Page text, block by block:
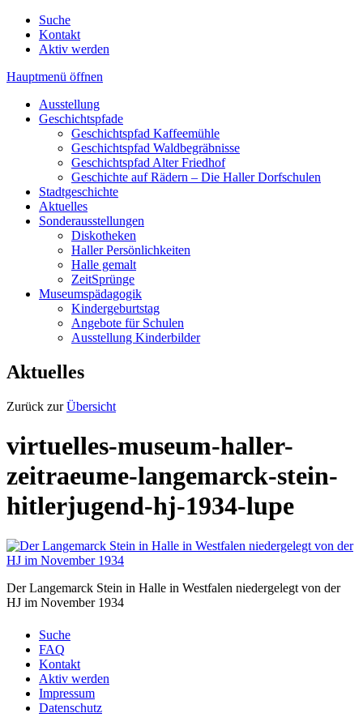
Suche
Kontakt
Aktiv werden
Hauptmenü öffnen
Ausstellung
Geschichtspfade
Geschichtspfad Kaffeemühle
Geschichtspfad Waldbegräbnisse
Geschichtspfad Alter Friedhof
Geschichte auf Rädern – Die Haller Dorfschulen
Stadtgeschichte
Aktuelles
Sonderausstellungen
Diskotheken
Haller Persönlichkeiten
Halle gemalt
ZeitSprünge
Museumspädagogik
Kindergeburtstag
Angebote für Schulen
Ausstellung Kinderbilder
Aktuelles
Zurück zurÜbersicht
virtuelles-museum-haller-
zeitraeume-langemarck-stein-
hitlerjugend-hj-1934-lupe
Der Langemarck Stein in Halle in Westfalen niedergelegt von der
HJ im November 1934
Suche
FAQ
Kontakt
Aktiv werden
Impressum
Datenschutz